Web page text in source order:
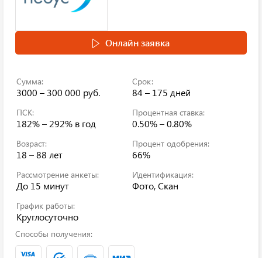
Онлайн заявка
Сумма:
3000 – 300 000 руб.
Срок:
84 – 175 дней
ПСК:
182% – 292% в год
Процентная ставка:
0.50% – 0.80%
Возраст:
18 – 88 лет
Процент одобрения:
66%
Рассмотрение анкеты:
До 15 минут
Идентификация:
Фото, Скан
График работы:
Круглосуточно
Способы получения: